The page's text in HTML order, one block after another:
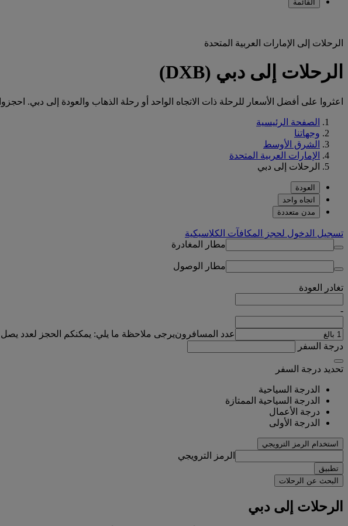
القائمة
الرحلات إلى الإمارات العربية المتحدة
الرحلات إلى دبي (DXB)
اعثروا على أفضل الأسعار للرحلة ذات الاتجاه الواحد أو رحلة الذهاب والعودة إلى دبي.
الصفحة الرئيسية
وجهاتنا
الشرق الأوسط
الإمارات العربية المتحدة
الرحلات إلى دبي
العودة
اتجاه واحد
مدن متعددة
تسجيل الدخول لحجز المكافآت الكلاسيكية
مطار المغادرة
مطار الوصول
تغادر العودة
-
عدد المسافرونيرجى ملاحظة ما يلي: يمكنكم الحجز لعدد
درجة السفر
تحديد درجة السفر
الدرجة السياحية
الدرجة السياحية الممتازة
درجة الأعمال
الدرجة الأولى
استخدام الرمز الترويجي
الرمز الترويجي
تطبيق
البحث عن الرحلات
الرحلات إلى دبي